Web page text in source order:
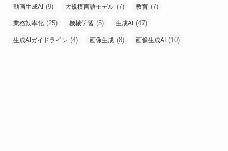
動画生成AI (9) 大規模言語モデル (7) 教育 (7)
業務効率化 (25) 機械学習 (5) 生成AI (47)
生成AIガイドライン (4) 画像生成 (8) 画像生成AI (10)